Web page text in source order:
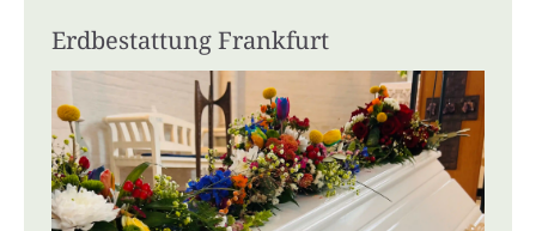
Erdbestattung Frankfurt